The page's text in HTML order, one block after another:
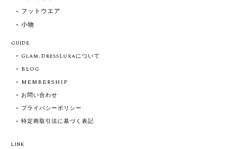
フットウエア
小物
GUIDE
Glam.DressLuxaについて
BLOG
MEMBERSHIP
お問い合わせ
プライバシーポリシー
特定商取引法に基づく表記
LINK